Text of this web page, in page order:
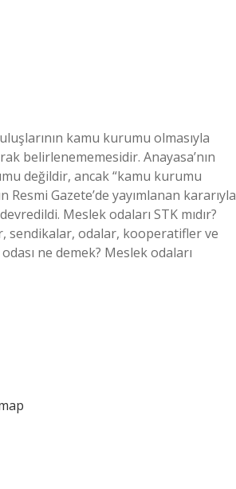
kamu kurumu olmasıyla
belirlenememesidir. Anayasa’nın
değildir, ancak “kamu kurumu
Gazete’de yayımlanan kararıyla
Meslek odaları STK mıdır?
sendikalar, odalar, kooperatifler ve
ne demek? Meslek odaları